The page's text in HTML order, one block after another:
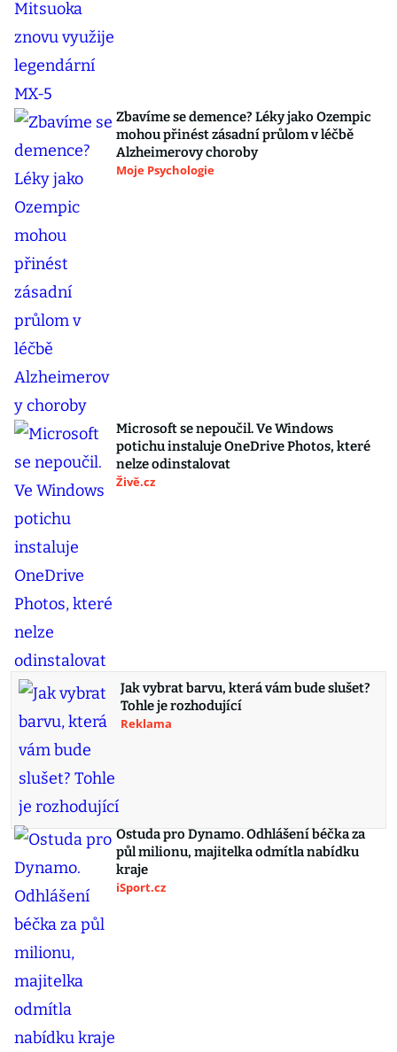
Zbavíme se demence? Léky jako Ozempic
mohou přinést zásadní průlom v léčbě
Alzheimerovy choroby
Moje Psychologie
Microsoft se nepoučil. Ve Windows
potichu instaluje OneDrive Photos, které
nelze odinstalovat
Živě.cz
Jak vybrat barvu, která vám bude slušet?
Tohle je rozhodující
Reklama
Ostuda pro Dynamo. Odhlášení béčka za
půl milionu, majitelka odmítla nabídku
kraje
iSport.cz